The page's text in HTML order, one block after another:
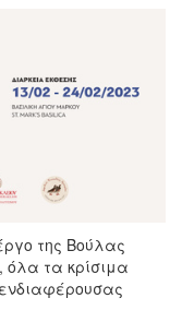
της Βούλας
όλα τα κρίσιμα